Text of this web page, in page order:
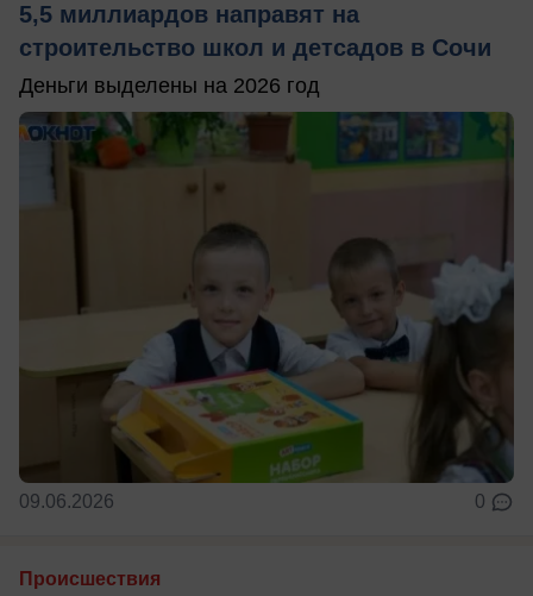
5,5 миллиардов направят на
строительство школ и детсадов в Сочи
Деньги выделены на 2026 год
09.06.2026 0
Происшествия